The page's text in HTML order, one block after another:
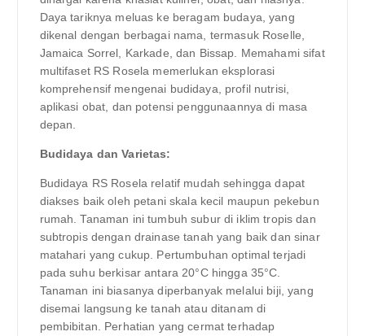
Daya tariknya meluas ke beragam budaya, yang
dikenal dengan berbagai nama, termasuk Roselle,
Jamaica Sorrel, Karkade, dan Bissap. Memahami sifat
multifaset RS Rosela memerlukan eksplorasi
komprehensif mengenai budidaya, profil nutrisi,
aplikasi obat, dan potensi penggunaannya di masa
depan.
Budidaya dan Varietas:
Budidaya RS Rosela relatif mudah sehingga dapat
diakses baik oleh petani skala kecil maupun pekebun
rumah. Tanaman ini tumbuh subur di iklim tropis dan
subtropis dengan drainase tanah yang baik dan sinar
matahari yang cukup. Pertumbuhan optimal terjadi
pada suhu berkisar antara 20°C hingga 35°C.
Tanaman ini biasanya diperbanyak melalui biji, yang
disemai langsung ke tanah atau ditanam di
pembibitan. Perhatian yang cermat terhadap